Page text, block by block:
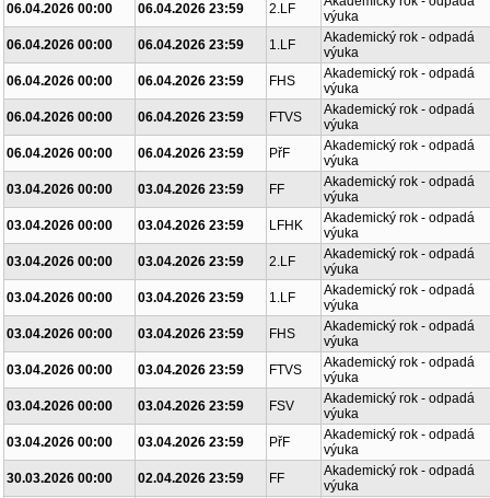
06.04.2026 00:00 06.04.2026 23:59 2.LF
výuka
06.04.2026 00:00
06.04.2026 23:59 1.LF
Akademický rok - odpadá
výuka
06.04.2026 00:00
06.04.2026 23:59 FHS
Akademický rok - odpadá
výuka
06.04.2026 00:00
06.04.2026 23:59 FTVS
Akademický rok - odpadá
výuka
06.04.2026 00:00
06.04.2026 23:59 PřF
Akademický rok - odpadá
výuka
03.04.2026 00:00
03.04.2026 23:59 FF
Akademický rok - odpadá
výuka
03.04.2026 00:00
03.04.2026 23:59 LFHK
Akademický rok - odpadá
výuka
03.04.2026 00:00
03.04.2026 23:59 2.LF
Akademický rok - odpadá
výuka
03.04.2026 00:00
03.04.2026 23:59 1.LF
Akademický rok - odpadá
výuka
03.04.2026 00:00
03.04.2026 23:59 FHS
Akademický rok - odpadá
výuka
03.04.2026 00:00
03.04.2026 23:59 FTVS
Akademický rok - odpadá
výuka
03.04.2026 00:00
03.04.2026 23:59 FSV
Akademický rok - odpadá
výuka
03.04.2026 00:00
03.04.2026 23:59 PřF
Akademický rok - odpadá
výuka
30.03.2026 00:00
02.04.2026 23:59 FF
Akademický rok - odpadá
výuka